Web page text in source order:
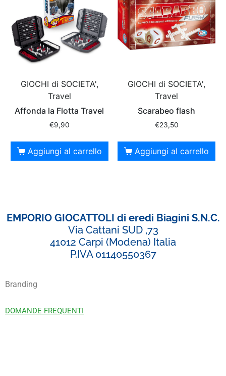
GIOCHI di SOCIETA',
Travel
Affonda la Flotta Travel
€9,90
Aggiungi al carrello
GIOCHI di SOCIETA',
Travel
Scarabeo flash
€23,50
Aggiungi al carrello
EMPORIO GIOCATTOLI di eredi Biagini S.N.C.
Via Cattani SUD ,73
41012 Carpi (Modena) Italia
P.IVA 01140550367
Branding
DOMANDE FREQUENTI